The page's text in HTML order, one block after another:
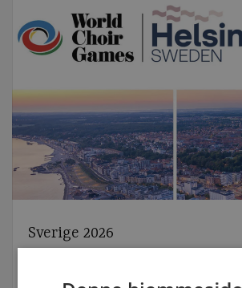
Sverige 2026